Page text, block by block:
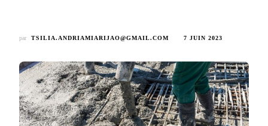
par TSILIA.ANDRIAMIARIJAO@GMAIL.COM 7 JUIN 2023